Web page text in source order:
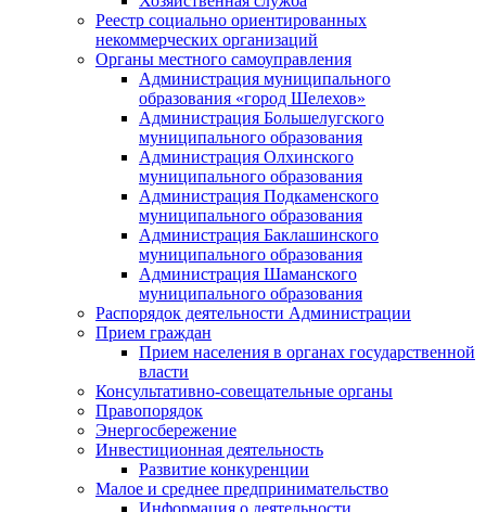
Реестр социально ориентированных
некоммерческих организаций
Органы местного самоуправления
Администрация муниципального
образования «город Шелехов»
Администрация Большелугского
муниципального образования
Администрация Олхинского
муниципального образования
Администрация Подкаменского
муниципального образования
Администрация Баклашинского
муниципального образования
Администрация Шаманского
муниципального образования
Распорядок деятельности Администрации
Прием граждан
Прием населения в органах государственной
власти
Консультативно-совещательные органы
Правопорядок
Энергосбережение
Инвестиционная деятельность
Развитие конкуренции
Малое и среднее предпринимательство
Информация о деятельности